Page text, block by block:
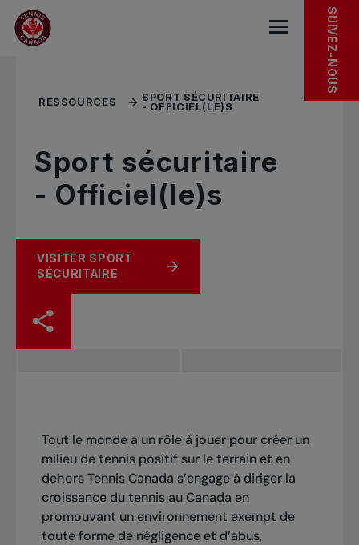
Sauter au menu principal
Sauter au contenu principal
Sauter au pied de page
TROUSSES À OUTILS
RESSOURCES CONNEXES SUIVEZ-NOUS
RESSOURCES
SPORT SÉCURITAIRE
- OFFICIEL(LE)S
Sport sécuritaire
- Officiel(le)s
VISITER SPORT
SÉCURITAIRE
Tout le monde a un rôle à jouer pour créer un
milieu de tennis positif sur le terrain et en
dehors Tennis Canada s’engage à diriger la
croissance du tennis au Canada en
promouvant un environnement exempt de
toute forme de négligence et d’abus,